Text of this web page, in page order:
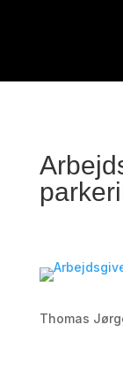
Thomas